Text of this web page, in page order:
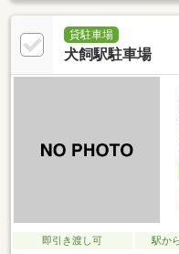
貸駐車場
犬飼駅駐車場
即引き渡し可 駅か